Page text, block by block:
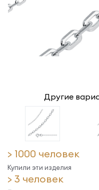
Другие
> 1000 человек
Купили эти изделия
> 3 человек